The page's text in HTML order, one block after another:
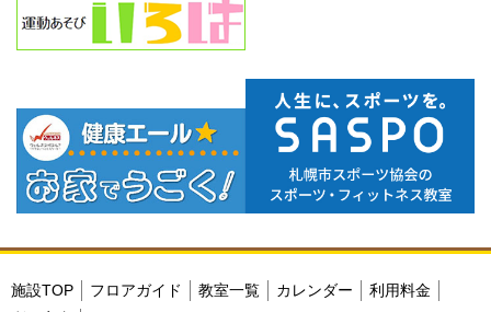
施設TOP フロアガイド 教室一覧 カレンダー
利用料金